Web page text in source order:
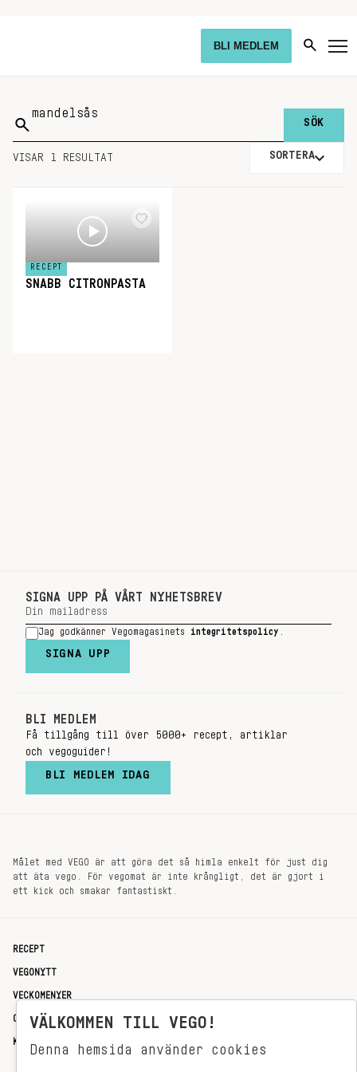
BLI MEDLEM
Sök
på:
VISAR 1 RESULTAT SORTERA
RECEPT
SNABB CITRONPASTA
SIGNA UPP PÅ VÅRT NYHETSBREV
Jag godkänner Vegomagasinets integritetspolicy
SIGNA UPP
BLI MEDLEM
Få tillgång till över 5000+ recept, artiklar
och vegoguider!
BLI MEDLEM IDAG
Målet med VEGO är att göra det så himla enkelt för just dig
att äta vego. För vegomat är inte krångligt, det är gjort i
ett kick och smakar fantastiskt.
RECEPT
VEGONYTT
VECKOMENYER
OM OSS
KONTAKT
VÄLKOMMEN TILL VEGO!
Denna hemsida använder cookies